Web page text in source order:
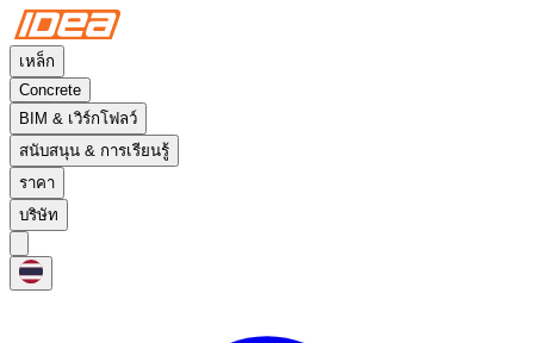
เหล็ก
Concrete
BIM & เวิร์กโฟลว์
สนับสนุน & การเรียนรู้
ราคา
บริษัท